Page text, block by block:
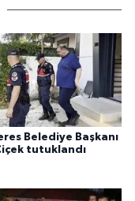
Belediye Başkanı
tutuklandı